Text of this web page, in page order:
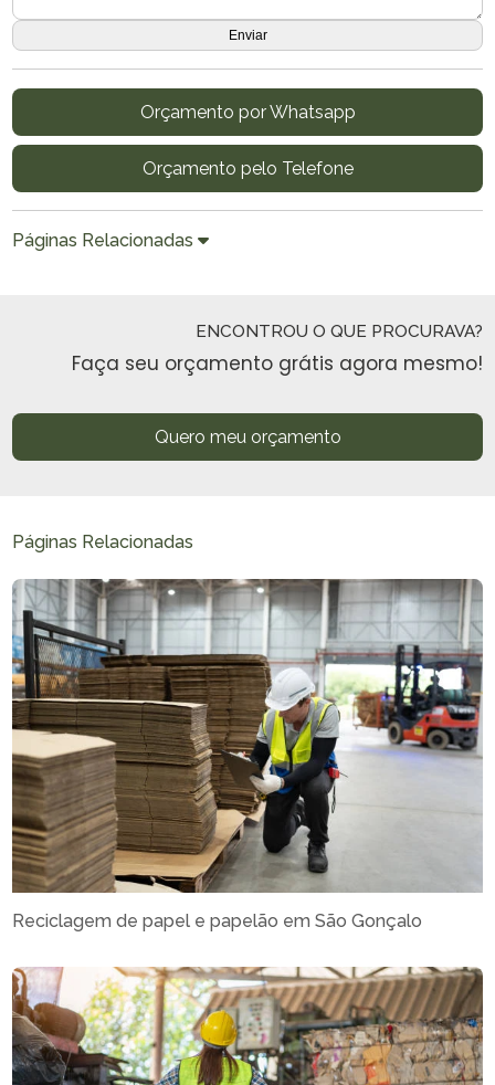
Orçamento por Whatsapp
Orçamento pelo Telefone
Páginas Relacionadas
ENCONTROU O QUE PROCURAVA?
Faça seu orçamento grátis agora mesmo!
Quero meu orçamento
Páginas Relacionadas
Reciclagem de papel e papelão em São Gonçalo